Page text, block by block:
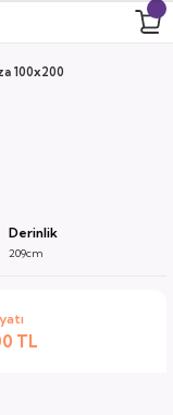
100x200
Derinlik
209cm
TL